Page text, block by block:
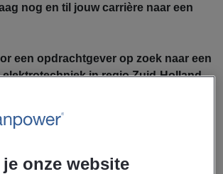
nog en til jouw carrière naar een
een opdrachtgever op zoek naar een
in regio Zuid-Holland.
elektrotechniek ga jij je bezighouden
met de volgende werkzaamheden:
onze website